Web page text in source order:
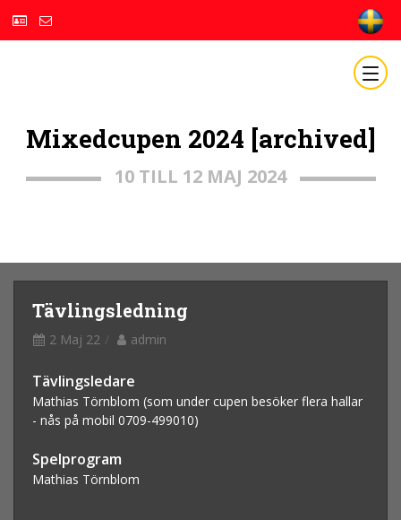
Mixedcupen 2024 [archived]
10 TILL 12 MAJ 2024
Tävlingsledning
2 Maj 22 admin
Tävlingsledare
Mathias Törnblom (som under cupen besöker flera hallar
- nås på mobil 0709-499010)
Spelprogram
Mathias Törnblom